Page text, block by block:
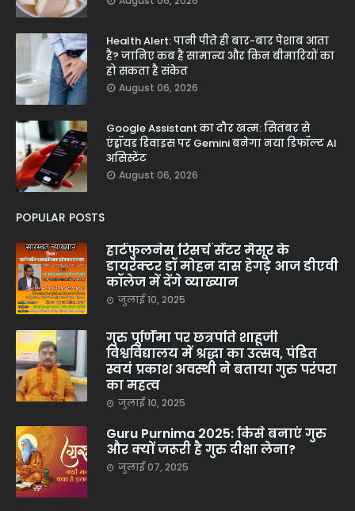
Health Alert: पानी पीते ही बार-बार पेशाब आता
है? जानिए कब है सामान्य और किन बीमारियों का
हो सकता है संकेत
August 06, 2026
Google Assistant का दौर खत्म: सितंबर से
एंड्रॉयड डिवाइस पर Gemini बनेगा नया डिफॉल्ट AI
असिस्टेंट
August 06, 2026
POPULAR POSTS
हार्टफुलनेस रिसर्च सेंटर मैसूर के
डायरेक्टर डॉ मोहन दास हेगड़े आज डीएवी
कॉलेज में देंगे व्याख्यान
जुलाई 10, 2025
गुरु पूर्णिमा पर छत्रपति शाहूजी
विश्वविद्यालय में श्रद्धा का उत्सव, पंडित
स्वयं प्रकाश अवस्थी ने बताया गुरु परंपरा
का महत्व
जुलाई 10, 2025
Guru Purnima 2025: किसे बनाएं गुरु
और क्यों जरूरी है गुरु दीक्षा लेना?
जुलाई 07, 2025